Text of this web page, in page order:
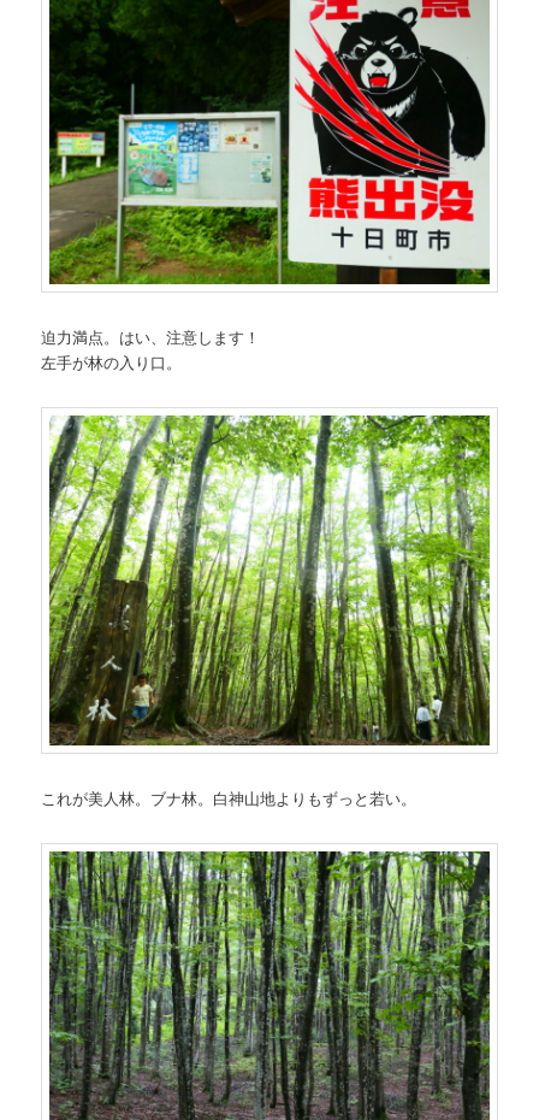
迫力満点。はい、注意します！
左手が林の入り口。
これが美人林。ブナ林。白神山地よりもずっと若い。